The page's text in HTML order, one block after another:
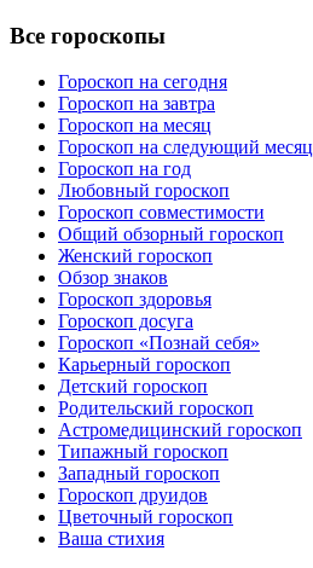
Все гороскопы
Гороскоп на сегодня
Гороскоп на завтра
Гороскоп на месяц
Гороскоп на следующий месяц
Гороскоп на год
Любовный гороскоп
Гороскоп совместимости
Общий обзорный гороскоп
Женский гороскоп
Обзор знаков
Гороскоп здоровья
Гороскоп досуга
Гороскоп «Познай себя»
Карьерный гороскоп
Детский гороскоп
Родительский гороскоп
Астромедицинский гороскоп
Типажный гороскоп
Западный гороскоп
Гороскоп друидов
Цветочный гороскоп
Ваша стихия